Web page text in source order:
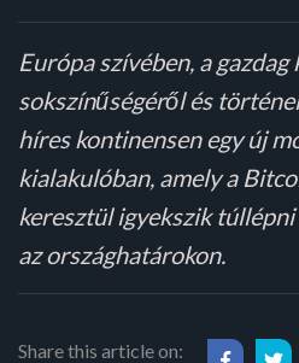
Európa szívében, a
sokszínűségéről és
híres kontinensen egy új
kialakulóban, amely a
keresztül igyekszik
az országhatárokon.
Share this article on: